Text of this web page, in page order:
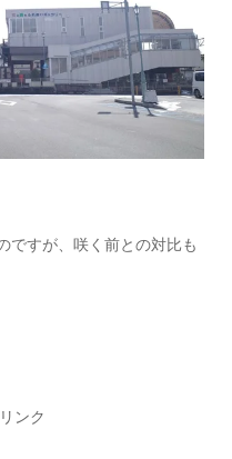
ですが、咲く前との対比も
ンク